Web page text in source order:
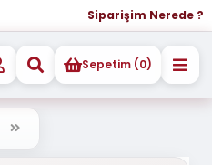
Siparişim Nerede ?
Sepetim (0)